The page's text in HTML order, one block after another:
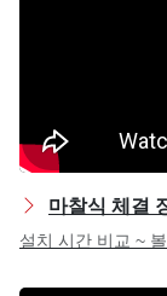
마찰식 체결
설치 시간 비교 ~